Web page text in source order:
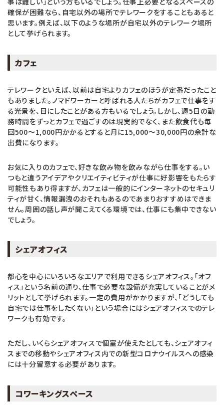
確保が困難なら、自宅以外の場所でテレワークをすることもあると
思います。例えば、以下のような場所が自宅以外のテレワーク場所
として挙げられます。
カフェ
テレワークといえば、以前は自宅よりカフェのほうが定番だったこと
もありました。ノマドワーカーと呼ばれる人たちがカフェで仕事をす
る光景を、目にしたことがある方もいるでしょう。しかし、週5日の勤
務時間をずっとカフェで過ごすのは現実的でなく、また飲食代も毎
回500～1,000円かかるとすると月に15,000～30,000円の余計な
出費になります。
お気に入りのカフェで、好きな飲み物を飲みながら仕事をする。い
つもと違うアイデアやクリエイティビティが仕事に好影響をもたらす
可能性もあり得ますが、カフェは一般的にインターネットのセキュリ
ティが甘く、情報漏洩のおそれもあるのであまりおすすめはできま
せん。周囲の話し声が聞こえてくる環境では、仕事にも集中できない
でしょう。
シェアオフィス
都心を中心にいろいろなエリアで利用できるシェアオフィス。「オフ
ィス」という名前の通り、仕事で必要な設備が充実していることがメ
リットとして挙げられます。一定の費用がかかりますが、「どうしても
自宅では仕事をしたくない」という場合にはシェアオフィスでのテレ
ワークも有効です。
ただし、いくらシェアオフィスで個室が使えたとしても、シェアオフィ
スまでの移動やシェアオフィス内での新型コロナウイルスへの感染
には十分留意する必要があります。
コワーキングスペース